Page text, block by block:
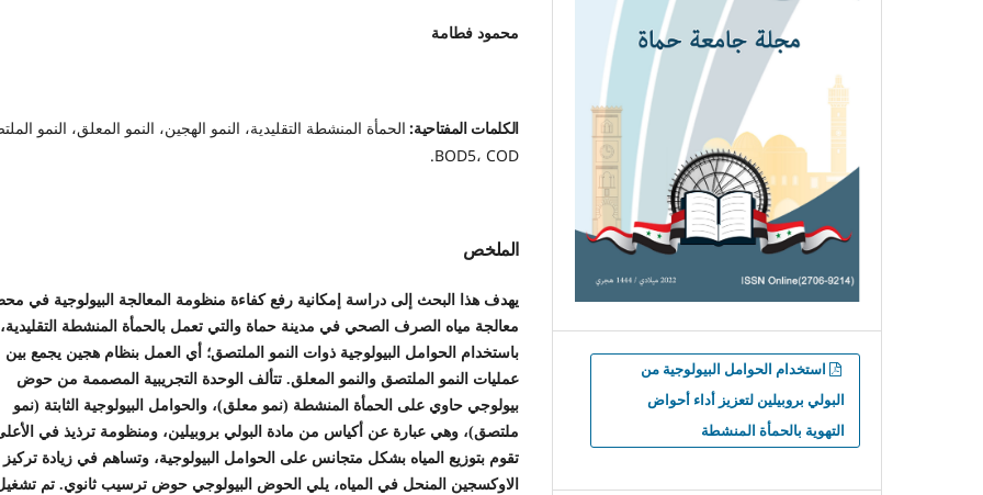
محمود فطامة
الكلمات المفتاحية: الحمأة المنشطة التقليدية، النمو الهجين، النمو المعلق، النمو
BOD5، COD.
الملخص
يهدف هذا البحث إلى دراسة إمكانية رفع كفاءة منظومة المعالجة البيولوجية في
معالجة مياه الصرف الصحي في مدينة حماة والتي تعمل بالحمأة المنشطة التقليدية،
باستخدام الحوامل البيولوجية ذوات النمو الملتصق؛ أي العمل بنظام هجين يجمع بين
عمليات النمو الملتصق والنمو المعلق. تتألف الوحدة التجريبية المصممة من حوض
بيولوجي حاوي على الحمأة المنشطة (نمو معلق)، والحوامل البيولوجية الثابتة (نمو
ملتصق)، وهي عبارة عن أكياس من مادة البولي بروبيلين، ومنظومة ترذيذ في
تقوم بتوزيع المياه بشكل متجانس على الحوامل البيولوجية، وتساهم في زيادة تركيز
الاوكسجين المنحل في المياه، يلي الحوض البيولوجي حوض ترسيب ثانوي. تم
التنزيلاتاستخدام الحوامل البيولوجية من
البولي بروبيلين لتعزيز أداء أحواض
التهوية بالحمأة المنشطة